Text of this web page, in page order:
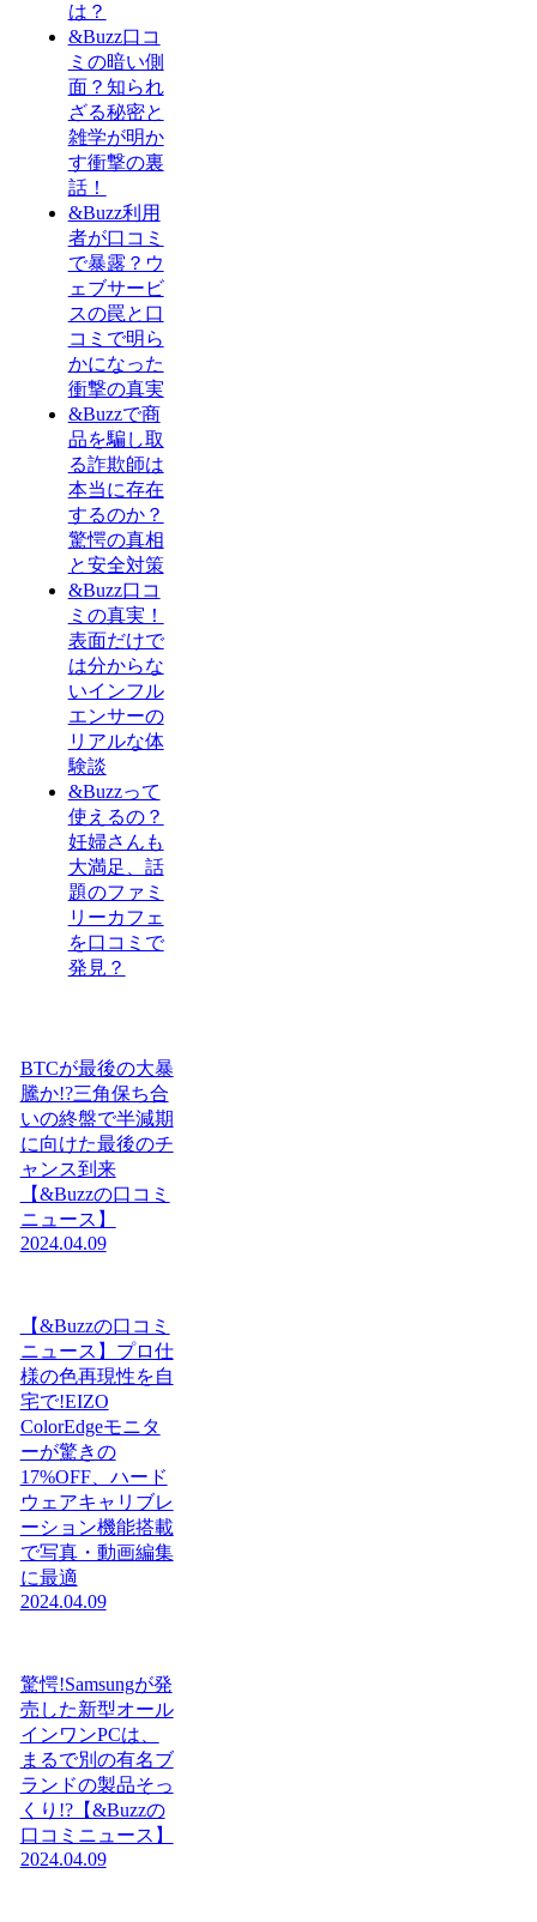
は？
&Buzz口コ
ミの暗い側
面？知られ
ざる秘密と
雑学が明か
す衝撃の裏
話！
&Buzz利用
者が口コミ
で暴露？ウ
ェブサービ
スの罠と口
コミで明ら
かになった
衝撃の真実
&Buzzで商
品を騙し取
る詐欺師は
本当に存在
するのか？
驚愕の真相
と安全対策
&Buzz口コ
ミの真実！
表面だけで
は分からな
いインフル
エンサーの
リアルな体
験談
&Buzzって
使えるの？
妊婦さんも
大満足、話
題のファミ
リーカフェ
を口コミで
発見？
BTCが最後の大暴
騰か!?三角保ち合
いの終盤で半減期
に向けた最後のチ
ャンス到来
【&Buzzの口コミ
ニュース】
2024.04.09
【&Buzzの口コミ
ニュース】プロ仕
様の色再現性を自
宅で!EIZO
ColorEdgeモニタ
ーが驚きの
17%OFF、ハード
ウェアキャリブレ
ーション機能搭載
で写真・動画編集
に最適
2024.04.09
驚愕!Samsungが発
売した新型オール
インワンPCは、
まるで別の有名ブ
ランドの製品そっ
くり!?【&Buzzの
口コミニュース】
2024.04.09